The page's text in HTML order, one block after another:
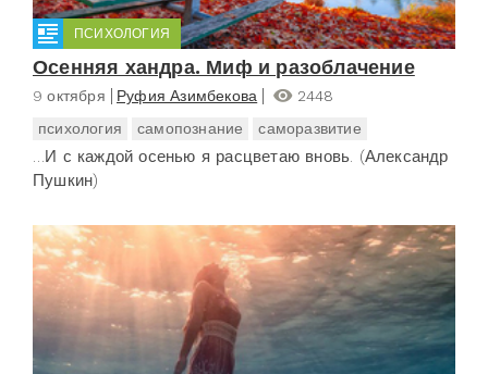
ПСИХОЛОГИЯ
Осенняя хандра. Миф и разоблачение
9 октября Руфия Азимбекова
2448
психология
самопознание саморазвитие
…И с каждой осенью я расцветаю вновь. (Александр
Пушкин)